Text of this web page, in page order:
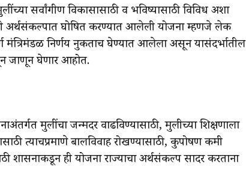
सर्वांगीण विकासासाठी व भविष्यासाठी विविध अशा
अर्थसंकल्पात घोषित करण्यात आलेली योजना म्हणजे लेक
मंत्रिमंडळ निर्णय नुकताच घेण्यात आलेला असून यासंदर्भातील
जाणून घेणार आहोत.
मुलींचा जन्मदर वाढविण्यासाठी, मुलीच्या शिक्षणाला
त्याचप्रमाणे बालविवाह रोखण्यासाठी, कुपोषण कमी
शासनाकडून ही योजना राज्याचा अर्थसंकल्प सादर करताना